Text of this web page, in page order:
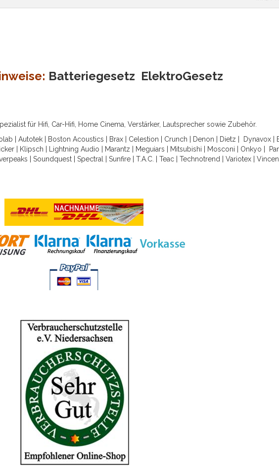
Batteriegesetz ElektroGesetz
für Hifi, Car-Hifi, Home Cinema, Verstärker, Lautsprecher sowie Zubehör.
Autotek Boston Acoustics Brax Celestion Crunch Denon Dietz Dynavox
| Klipsch Lightning Audio Marantz Meguiars Mitsubishi Mosconi Onkyo
Soundquest Spectral Sunfire T.A.C. Teac Technotrend Variotex